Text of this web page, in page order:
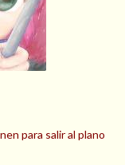
para salir al plano